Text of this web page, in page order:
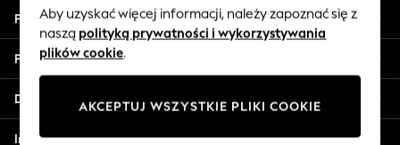
Dresses
Flip Flops
Sliders
Jumpsuits & Playsuits
Sandals
Shorts
Pomoc
Prywatność i zasady prawne
Działy
Inne usługi
Aby uzyskać więcej informacji, należy zapoznać się z
naszą polityką prywatności i wykorzystywania
plików cookie.
AKCEPTUJ WSZYSTKIE PLIKI COOKIE